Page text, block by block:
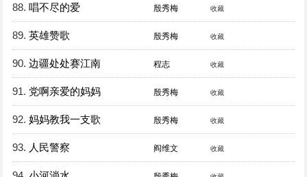
88. 唱不尽的爱 殷秀梅 收藏
89. 英雄赞歌 殷秀梅 收藏
90. 边疆处处赛江南 程志 收藏
91. 党啊亲爱的妈妈 殷秀梅 收藏
92. 妈妈教我一支歌 殷秀梅 收藏
93. 人民警察 阎维文 收藏